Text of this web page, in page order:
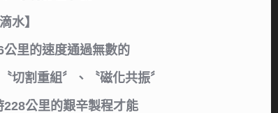
水】
里的速度通過無數的
切割重組〞、〝磁化共振〞
228公里的艱辛製程才能